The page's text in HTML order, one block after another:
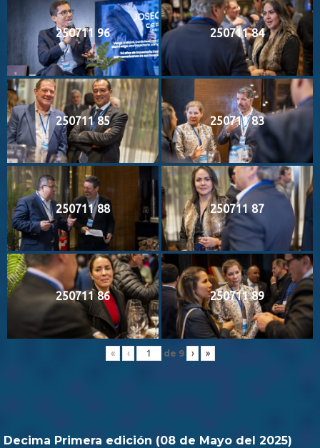
250711 96 250711 84
250711 85 250711 83
250711 88 250711 87
250711 86 250711 89
« ‹ de 9 › »
Decima Primera edición (08 de Mayo del 2025)